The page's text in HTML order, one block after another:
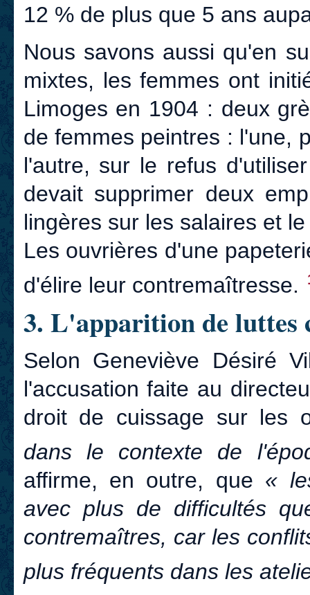
12 % de plus que 5 ans
Nous savons aussi qu'en
mixtes, les femmes ont
Limoges en 1904 : deux
de femmes peintres : l'une,
l'autre, sur le refus
devait supprimer deux
lingères sur les salaires et
Les ouvrières d'une
d'élire leur contremaîtresse.
3. L'apparition de luttes
Selon Geneviève Désiré
l'accusation faite au
droit de cuissage sur les
dans le contexte de
affirme, en outre, que «
avec plus de difficultés
contremaîtres, car les
plus fréquents dans les